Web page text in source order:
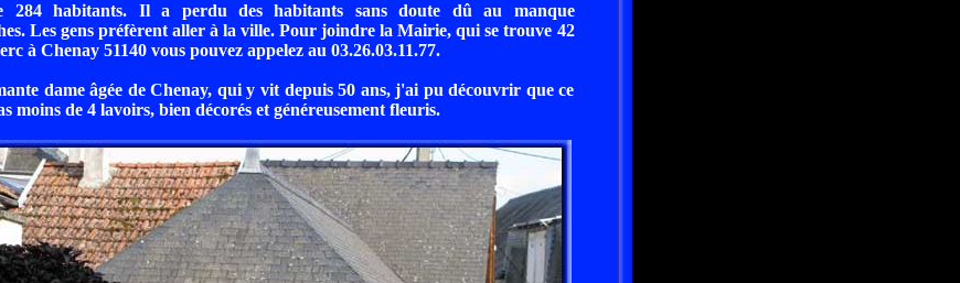
284 habitants. Il a perdu des habitants sans doute dû au manque
Les gens préfèrent aller à la ville. Pour joindre la Mairie, qui se trouve 42
à Chenay 51140 vous pouvez appelez au 03.26.03.11.77.
dame âgée de Chenay, qui y vit depuis 50 ans, j'ai pu découvrir que ce
moins de 4 lavoirs, bien décorés et généreusement fleuris.